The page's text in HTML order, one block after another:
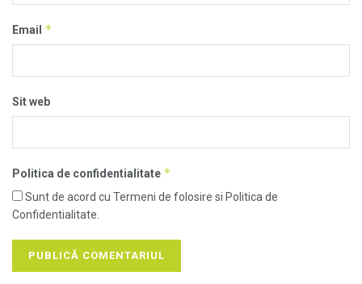
Email *
Sit web
Politica de confidentialitate *
Sunt de acord cu Termeni de folosire si Politica de
Confidentialitate.